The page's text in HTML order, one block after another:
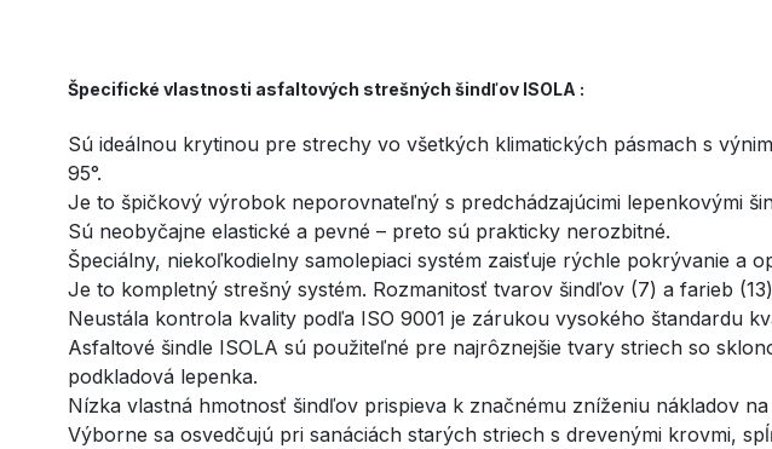
Špecifické vlastnosti asfaltových strešných šindľov ISOLA :
Sú ideálnou krytinou pre strechy vo všetkých klimatických pásmach s
95°.
Je to špičkový výrobok neporovnateľný s predchádzajúcimi lepenkovými
Sú neobyčajne elastické a pevné – preto sú prakticky nerozbitné.
Špeciálny, niekoľkodielny samolepiaci systém zaisťuje rýchle pokrývanie a
Je to kompletný strešný systém. Rozmanitosť tvarov šindľov (7) a farieb
Neustála kontrola kvality podľa ISO 9001 je zárukou vysokého štandardu
Asfaltové šindle ISOLA sú použiteľné pre najrôznejšie tvary striech so
podkladová lepenka.
Nízka vlastná hmotnosť šindľov prispieva k značnému zníženiu nákladov
Výborne sa osvedčujú pri sanáciách starých striech s drevenými krovmi,